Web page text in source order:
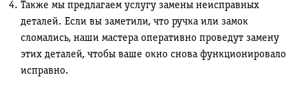
Также мы предлагаем услугу замены неисправных
деталей. Если вы заметили, что ручка или замок
сломались, наши мастера оперативно проведут замену
этих деталей, чтобы ваше окно снова функционировало
исправно.